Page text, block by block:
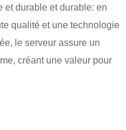
et durable et durable: en
qualité et une technologie
le serveur assure un
créant une valeur pour